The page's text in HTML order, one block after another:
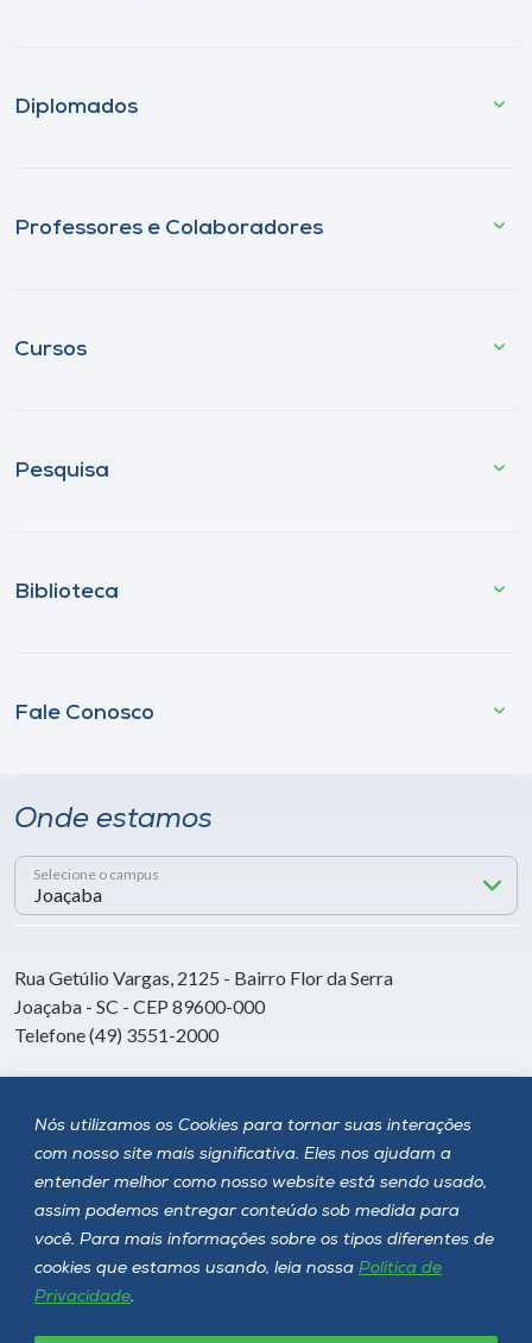
Nós utilizamos os Cookies para tornar suas interações
com nosso site mais significativa. Eles nos ajudam a
entender melhor como nosso website está sendo usado,
assim podemos entregar conteúdo sob medida para
você. Para mais informações sobre os tipos diferentes de
cookies que estamos usando, leia nossa Política de
Privacidade.
Diplomados
Professores e Colaboradores
Cursos
Pesquisa
Biblioteca
Fale Conosco
Onde estamos
Selecione o campus
Rua Getúlio Vargas, 2125 - Bairro Flor da Serra
Joaçaba - SC - CEP 89600-000
Telefone (49) 3551-2000
Siga a Unoesc